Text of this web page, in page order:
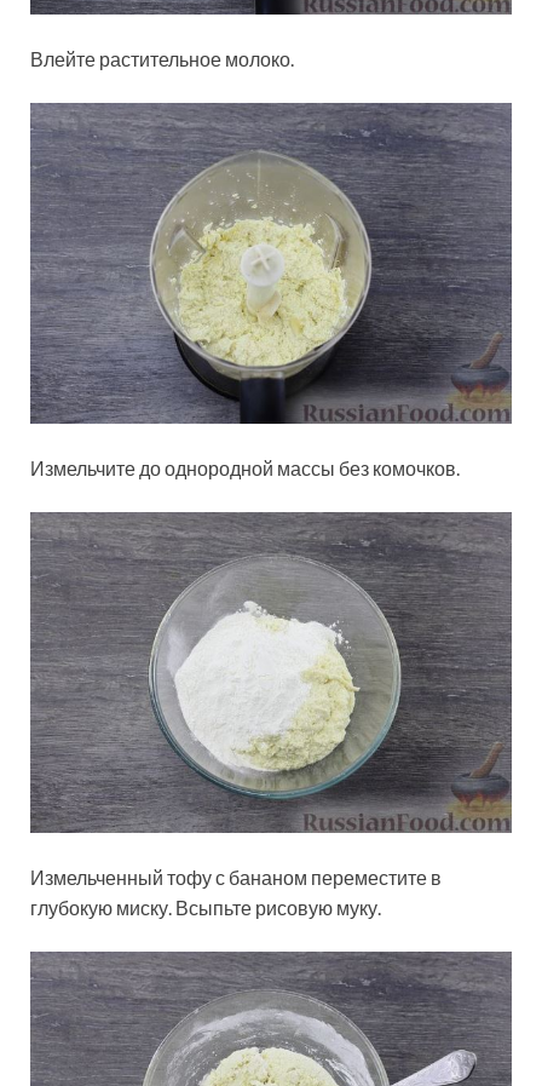
Влейте растительное молоко.
Измельчите до однородной массы без комочков.
Измельченный тофу с бананом переместите в
глубокую миску. Всыпьте рисовую муку.